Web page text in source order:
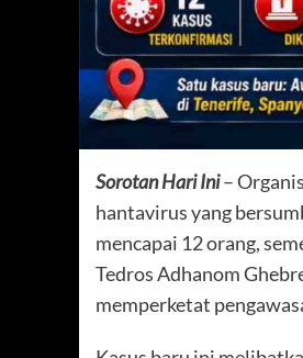
Sorotan Hari Ini–
hantavirus yang
mencapai 12 orang,
Tedros Adhanom
memperketat